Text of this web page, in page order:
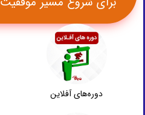
دوره‌های آفلاین